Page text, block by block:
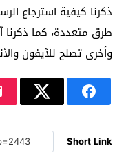
ذكرنا كيفية استرجاع
طرق متعددة، كما ذكرنا
وأخرى تصلح للآيفون
Short Link